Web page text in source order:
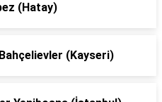
(Hatay)
(Kayseri)